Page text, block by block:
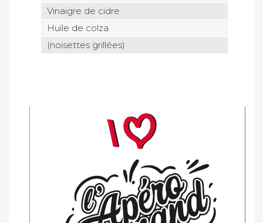
Vinaigre de cidre
Huile de colza
(noisettes grillées)